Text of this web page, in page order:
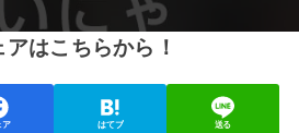
はこちらから！
ア はてブ 送る